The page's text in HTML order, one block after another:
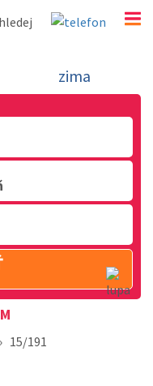
v
02 2063 3182
zima
15/191